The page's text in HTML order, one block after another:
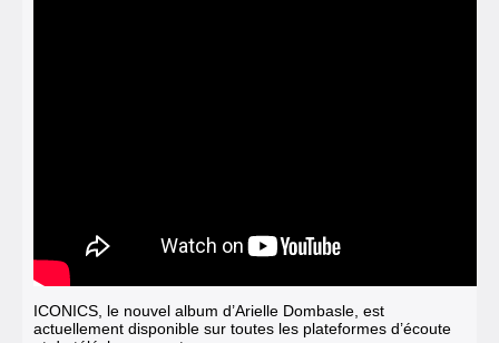
ICONICS, le nouvel album d’Arielle Dombasle, est
actuellement disponible sur toutes les plateformes d’écoute